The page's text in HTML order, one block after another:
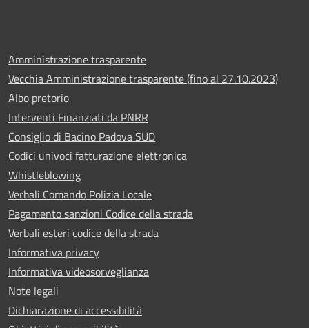
Amministrazione trasparente
Vecchia Amministrazione trasparente (fino al 27.10.2023)
Albo pretorio
Interventi Finanziati da PNRR
Consiglio di Bacino Padova SUD
Codici univoci fatturazione elettronica
Whistleblowing
Verbali Comando Polizia Locale
Pagamento sanzioni Codice della strada
Verbali esteri codice della strada
Informativa privacy
Informativa videosorveglianza
Note legali
Dichiarazione di accessibilità